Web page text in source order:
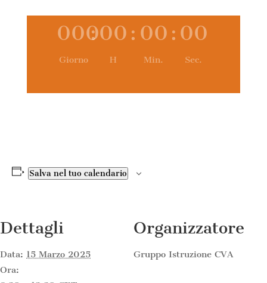
000
Giorno
:00
H
: 00
Min.
: 00
Sec.
Salva nel tuo calendario
Dettagli
Data: 15 Marzo 2025
Ora:
Organizzatore
Gruppo Istruzione CVA